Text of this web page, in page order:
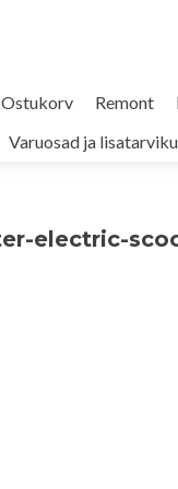
Ostukorv Remont
Varuosad ja
electric-